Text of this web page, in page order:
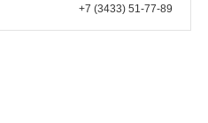
+7 (3433) 51-77-89